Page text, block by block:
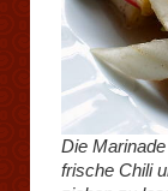
Die
frische Chili